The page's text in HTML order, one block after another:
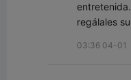
regálales
03:36 04-01